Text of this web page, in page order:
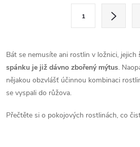
d
a
c
í
á
n
k
o
v
1
Bát se nemusíte ani rostlin v ložnici, jejich
spánku je již dávno zbořený mýtus.
nějakou obzvlášť účinnou kombinaci
se vyspali do růžova.
Přečtěte si o pokojových rostlinách, co